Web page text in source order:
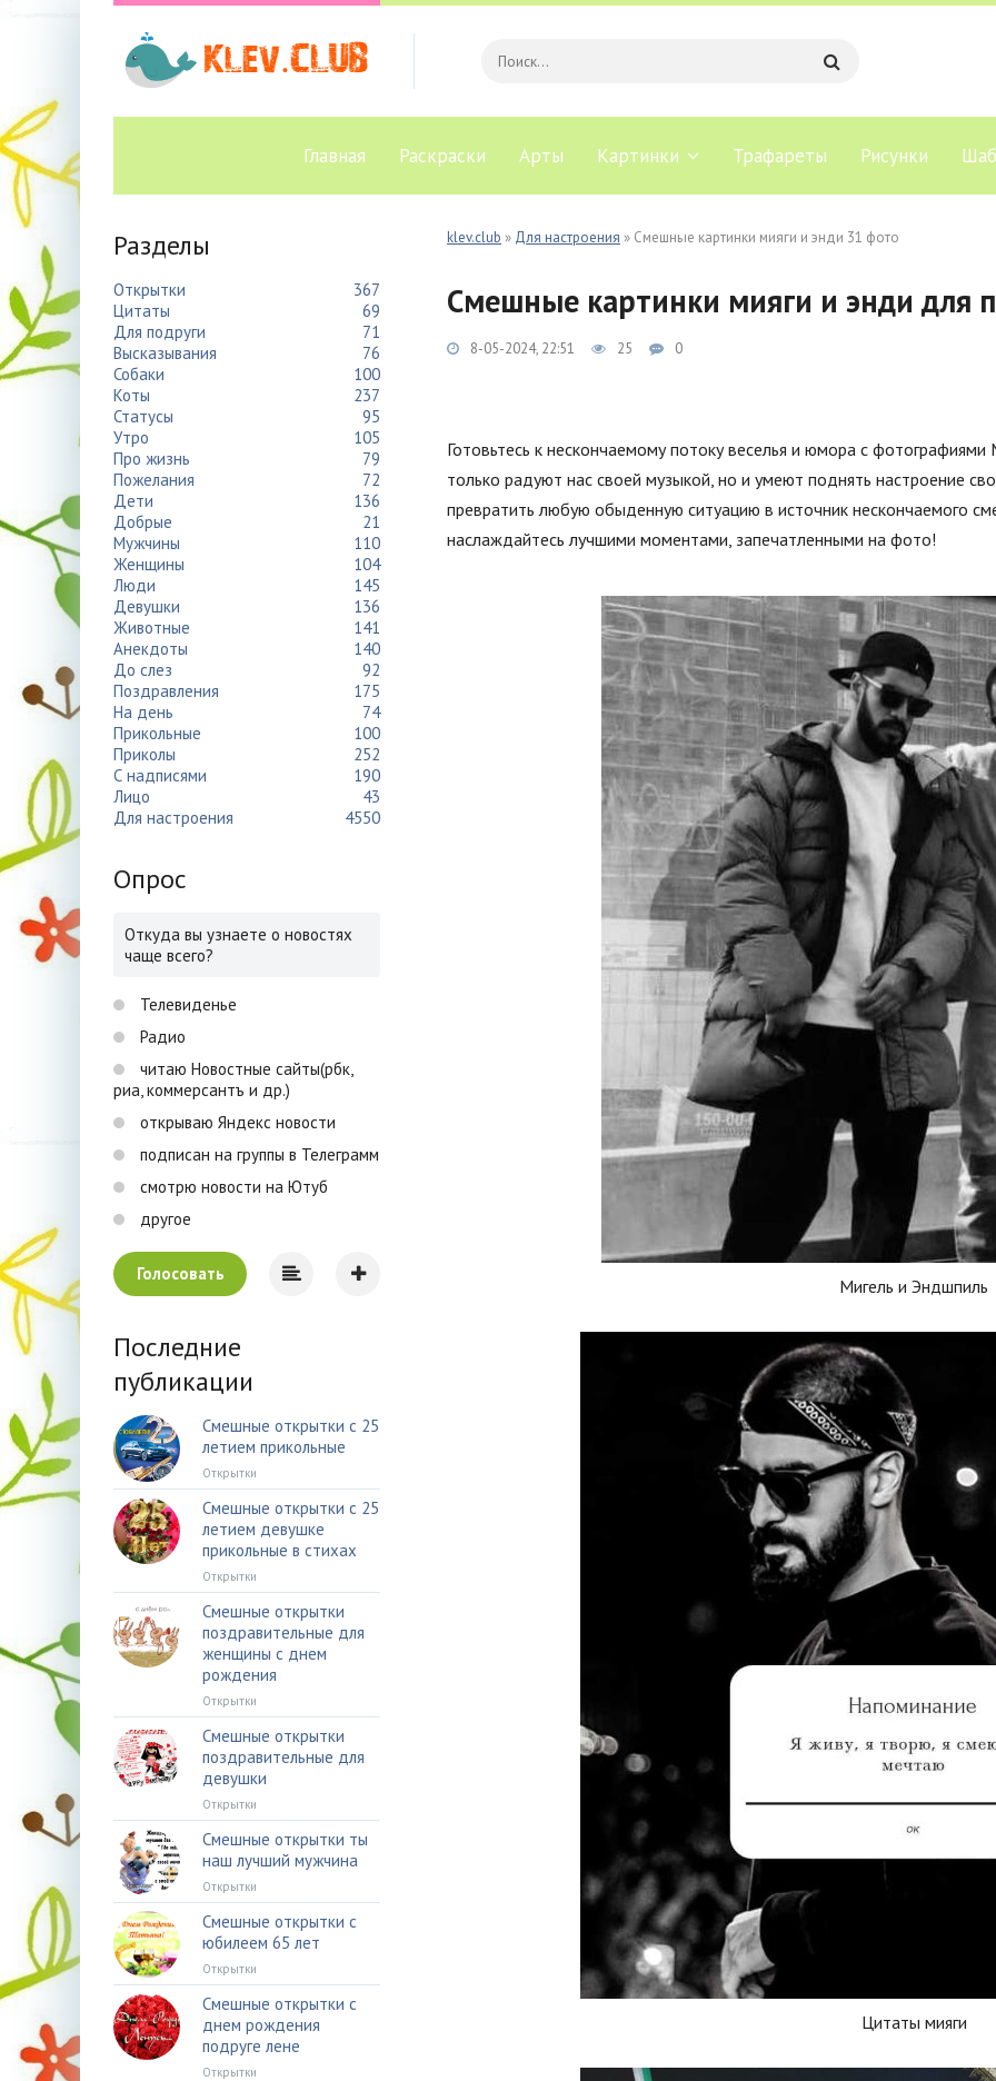
Главная Раскраски Арты Картинки Трафареты Рисунки
klev.club » Для настроения » Смешные картинки мияги и энди 31 фото
Смешные картинки мияги и энди для
8-05-2024, 22:51 25 0
Готовьтесь к нескончаемому потоку веселья и юмора с
только радуют нас своей музыкой, но и умеют поднять настроение
превратить любую обыденную ситуацию в источник нескончаемого
наслаждайтесь лучшими моментами, запечатленными на фото!
Мигель и Эндшпиль
Цитаты мияги
Разделы
Открытки
367
Цитаты
69
Для подруги
71
Высказывания
76
Собаки
100
Коты
237
Статусы
95
Утро
105
Про жизнь
79
Пожелания
72
Дети
136
Добрые
21
Мужчины
110
Женщины
104
Люди
145
Девушки
136
Животные
141
Анекдоты
140
До слез
92
Поздравления
175
На день
74
Прикольные
100
Приколы
252
С надписями
190
Лицо
43
Для настроения
4550
Опрос
Откуда вы узнаете о новостях
чаще всего?
Телевиденье
Радио
читаю Новостные сайты(рбк,
риа, коммерсантъ и др.)
открываю Яндекс новости
подписан на группы в Телеграмм
смотрю новости на Ютуб
другое
Голосовать
Последние
публикации
Смешные открытки с 25
летием прикольные
Открытки
Смешные открытки с 25
летием девушке
прикольные в стихах
Открытки
Смешные открытки
поздравительные для
женщины с днем
рождения
Открытки
Смешные открытки
поздравительные для
девушки
Открытки
Смешные открытки ты
наш лучший мужчина
Открытки
Смешные открытки с
юбилеем 65 лет
Открытки
Смешные открытки с
днем рождения
подруге лене
Открытки